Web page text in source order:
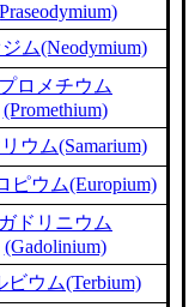
ム(Neodymium)
プロメチウム
(Promethium)
ウム(Samarium)
ピウム(Europium)
ガドリニウム
(Gadolinium)
ビウム(Terbium)